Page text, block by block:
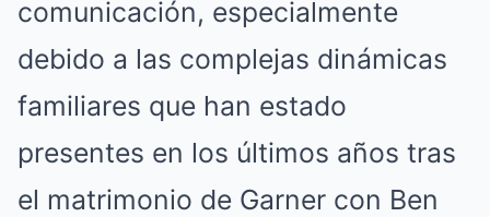
comunicación, especialmente
debido a las complejas dinámicas
familiares que han estado
presentes en los últimos años tras
el matrimonio de Garner con Ben